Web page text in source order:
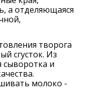
а отделяющаяся
творога
сгусток. Из
сыворотка и
молоко -